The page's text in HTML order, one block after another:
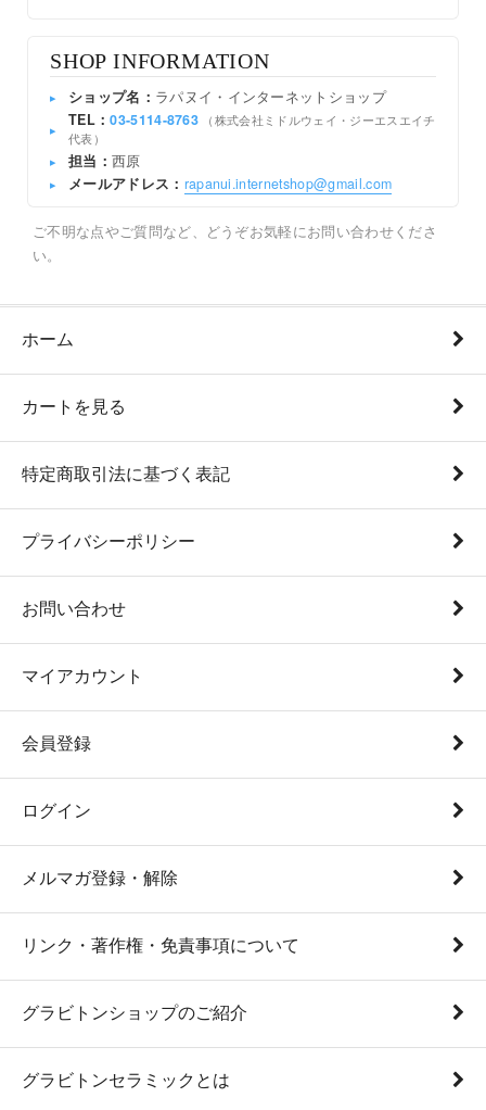
SHOP INFORMATION
▸ ショップ名： ラパヌイ・インターネットショップ
▸ TEL：03-5114-8763
（株式会社ミドルウェイ・ジーエスエイチ
代表）
▸
担当： 西原
▸ メールアドレス： rapanui.internetshop@gmail.com
ご不明な点やご質問など、どうぞお気軽にお問い合わせくださ
い。
ホーム
カートを見る
特定商取引法に基づく表記
プライバシーポリシー
お問い合わせ
マイアカウント
会員登録
ログイン
メルマガ登録・解除
リンク・著作権・免責事項について
グラビトンショップのご紹介
グラビトンセラミックとは